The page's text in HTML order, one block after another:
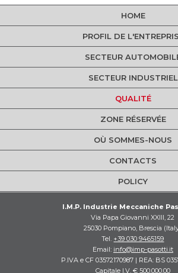
HOME
PROFIL DE
SECTEUR
SECTEUR INDUSTRIEL
QUALITÉ
ZONE RÉSERVÉE
OÙ SOMMES-NOUS
CONTACTS
POLICY
I.M.P. Industrie Meccaniche
Via Papa Giovanni XXIII, 22
25030 Pompiano, Brescia
Tel. +39 030 9465159
Email: info@imp-pasotti.it
P.IVA e CF 03572170987 | REA: BS
Capitale I.V. € 500.000,00